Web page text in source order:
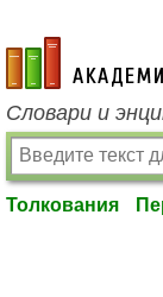
academic.ru
Словари и
Толкования